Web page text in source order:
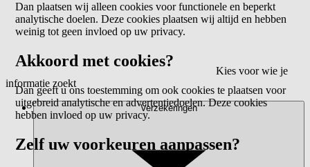
Kies voor wie je
informatie zoekt
Verzekeringen
Dan plaatsen wij alleen cookies voor functionele en beperkt
analytische doelen. Deze cookies plaatsen wij altijd en hebben
weinig tot geen invloed op uw privacy.
Akkoord met cookies?
Dan geeft u ons toestemming om ook cookies te plaatsen voor
uitgebreid analytische en advertentiedoelen. Deze cookies
hebben invloed op uw privacy.
Zelf uw voorkeuren aanpassen?